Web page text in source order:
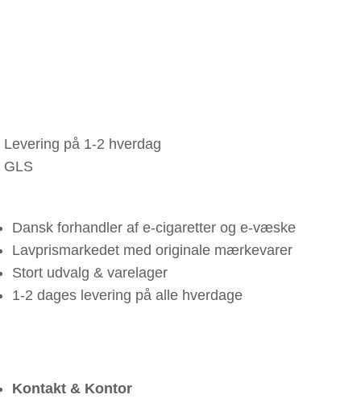
Levering på 1-2 hverdag
GLS
Dansk forhandler af e-cigaretter og e-væske
Lavprismarkedet med originale mærkevarer
Stort udvalg & varelager
1-2 dages levering på alle hverdage
Kontakt & Kontor